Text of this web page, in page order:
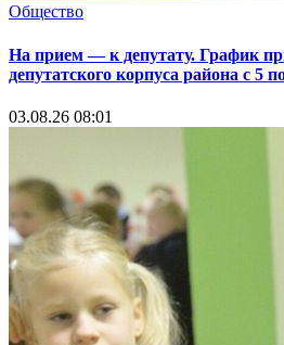
Общество
На прием — к депутату. График
депутатского корпуса района с 5
03.08.26 08:01